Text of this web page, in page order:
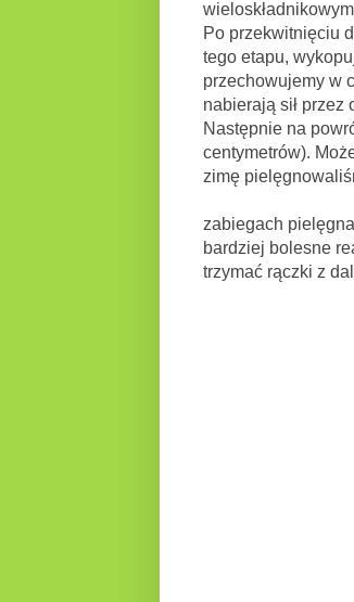
Po przekwitnięciu
tego etapu,
przechowujemy w
nabierają sił przez
Następnie na
centymetrów).
zimę
Uwaga! Tak
zabiegach
bardziej bolesne
trzymać rączki z